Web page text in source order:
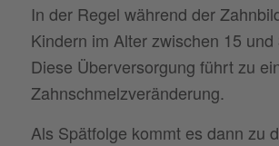
In der Regel während der
Kindern im Alter zwischen 15
Diese Überversorgung führt zu
Zahnschmelzveränderung.
Als Spätfolge kommt es dann zu